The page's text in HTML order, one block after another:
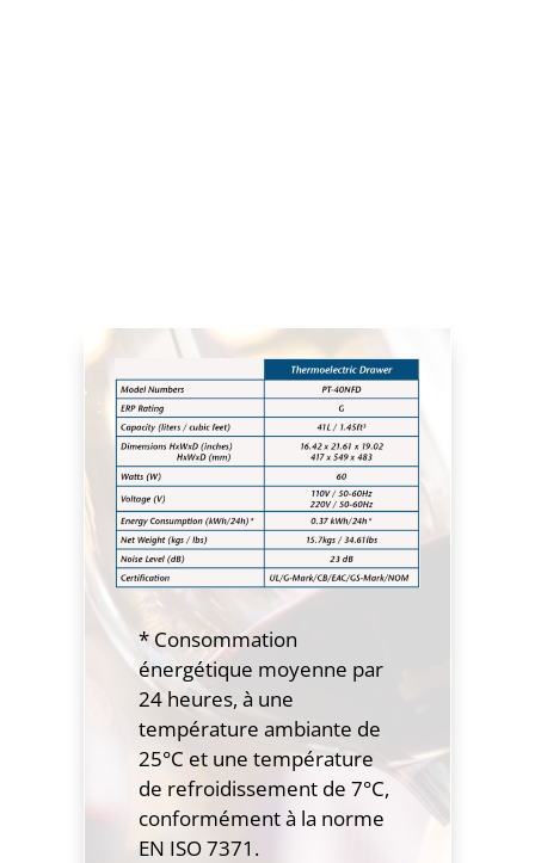
* Consommation
énergétique moyenne par
24 heures, à une
température ambiante de
25°C et une température
de refroidissement de 7°C,
conformément à la norme
EN ISO 7371.